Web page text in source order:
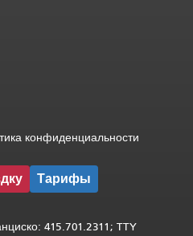
конфиденциальности
Тарифы
415.701.2311; TTY